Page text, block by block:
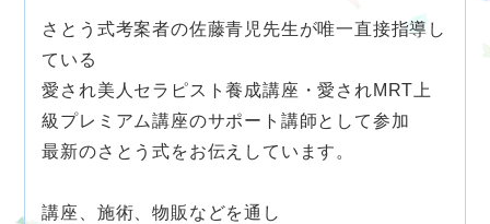
さとう式考案者の佐藤青児先生が唯一直接指導し
ている
愛され美人セラピスト養成講座・愛されMRT上
級プレミアム講座のサポート講師として参加
最新のさとう式をお伝えしています。
講座、施術、物販などを通し